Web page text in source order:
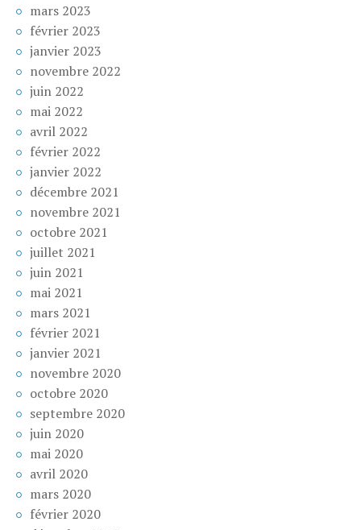
mars 2023
février 2023
janvier 2023
novembre 2022
juin 2022
mai 2022
avril 2022
février 2022
janvier 2022
décembre 2021
novembre 2021
octobre 2021
juillet 2021
juin 2021
mai 2021
mars 2021
février 2021
janvier 2021
novembre 2020
octobre 2020
septembre 2020
juin 2020
mai 2020
avril 2020
mars 2020
février 2020